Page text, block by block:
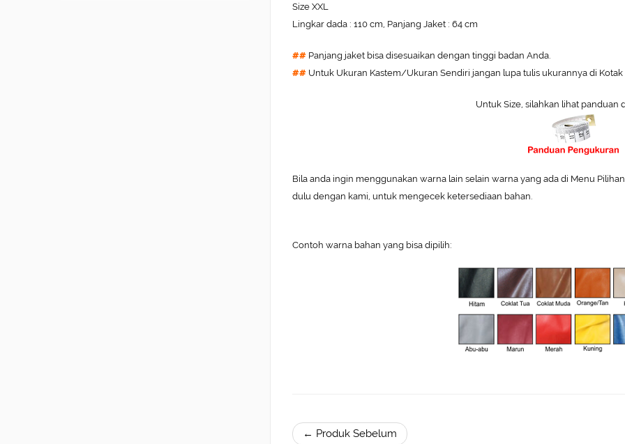
Size XXL
Lingkar dada : 110 cm, Panjang Jaket : 64 cm
## Panjang jaket bisa disesuaikan dengan tinggi badan Anda.
## Untuk Ukuran Kastem/Ukuran Sendiri jangan lupa tulis ukurannya di Kotak
Untuk Size, silahkan lihat panduan
Bila anda ingin menggunakan warna lain selain warna yang ada di Menu
dulu dengan kami, untuk mengecek ketersediaan bahan.
Contoh warna bahan yang bisa dipilih:
← Produk Sebelum